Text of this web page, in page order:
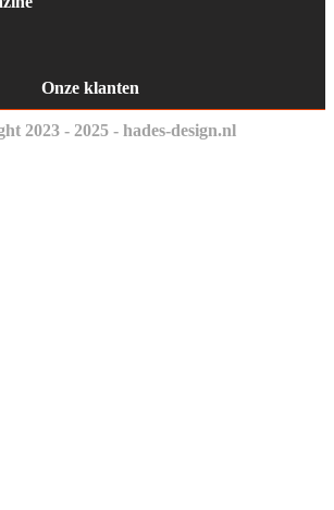
Onze klanten
2023 - 2025 - hades-design.nl